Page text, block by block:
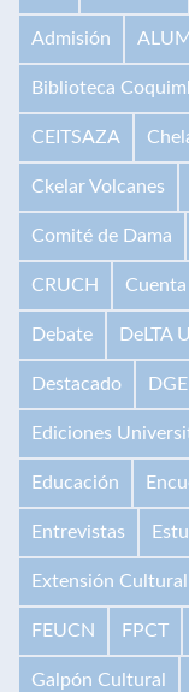
Admisión
Biblioteca
CEITSAZA
Ckelar Volcanes
Comité de Dama
CRUCH
Debate DeLTA
Destacado DGE
Ediciones
Educación
Entrevistas
Extensión Cultural
FEUCN FPCT
Galpón Cultural